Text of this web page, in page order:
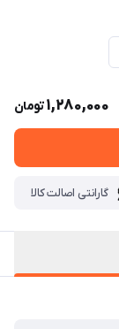
1,280,000تومان
گارانتی اصالت کالا